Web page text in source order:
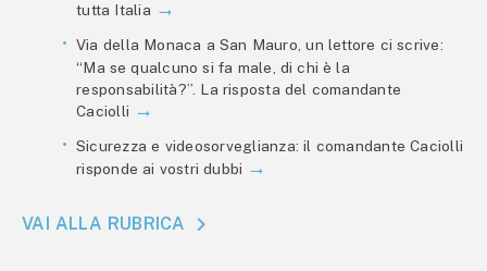
tutta Italia
Via della Monaca a San Mauro, un lettore ci scrive:
“Ma se qualcuno si fa male, di chi è la
responsabilità?”. La risposta del comandante
Caciolli
Sicurezza e videosorveglianza: il comandante Caciolli
risponde ai vostri dubbi
VAI ALLA RUBRICA